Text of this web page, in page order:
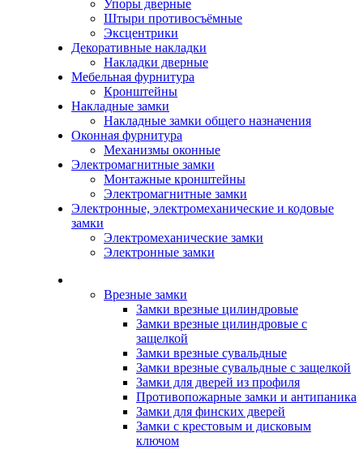
Упоры дверные
Штыри противосъёмные
Эксцентрики
Декоративные накладки
Накладки дверные
Мебельная фурнитура
Кронштейны
Накладные замки
Накладные замки общего назначения
Оконная фурнитура
Механизмы оконные
Электромагнитные замки
Монтажные кронштейны
Электромагнитные замки
Электронные, электромеханические и кодовые
замки
Электромеханические замки
Электронные замки
Врезные замки
Замки врезные цилиндровые
Замки врезные цилиндровые с
защелкой
Замки врезные сувальдные
Замки врезные сувальдные с защелкой
Замки для дверей из профиля
Противопожарные замки и антипаника
Замки для финских дверей
Замки с крестовым и дисковым
ключом